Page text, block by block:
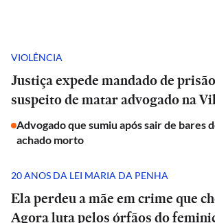
VIOLÊNCIA
Justiça expede mandado de
suspeito de matar advogado na
Advogado que sumiu após sair de bares
achado morto
20 ANOS DA LEI MARIA DA PENHA
Ela perdeu a mãe em crime que
Agora luta pelos órfãos do